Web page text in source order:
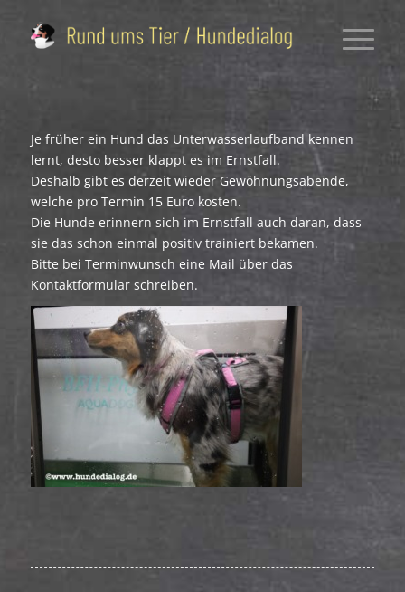
Je früher ein Hund das Unterwasserlaufband kennen
lernt, desto besser klappt es im Ernstfall.
Deshalb gibt es derzeit wieder Gewöhnungsabende,
welche pro Termin 15 Euro kosten.
Die Hunde erinnern sich im Ernstfall auch daran, dass
sie das schon einmal positiv trainiert bekamen.
Bitte bei Terminwunsch eine Mail über das
Kontaktformular schreiben.